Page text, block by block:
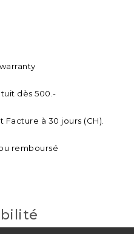
dès 500.-
Facture à 30 jours (CH).
remboursé